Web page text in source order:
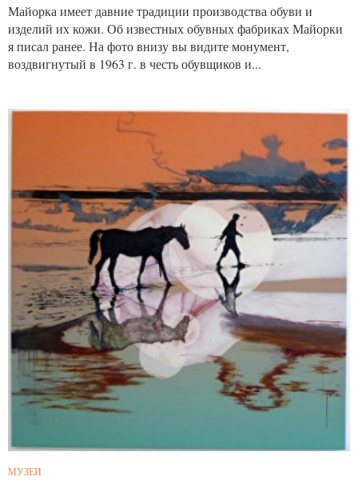
Майорка имеет давние традиции производства обуви и
изделий их кожи. Об известных обувных фабриках Майорки
я писал ранее. На фото внизу вы видите монумент,
воздвигнутый в 1963 г. в честь обувщиков и...
МУЗЕИ